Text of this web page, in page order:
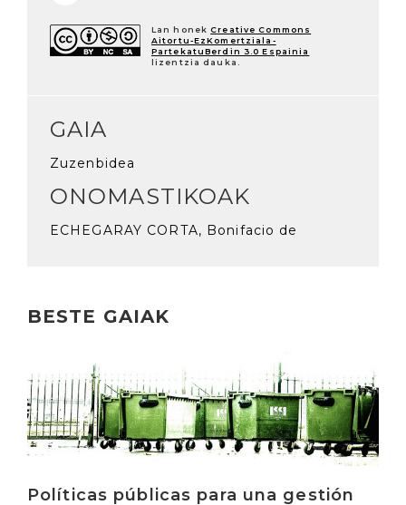
Lan honek Creative Commons
Aitortu-EzKomertziala-
PartekatuBerdin 3.0 Espainia
lizentzia dauka.
GAIA
Zuzenbidea
ONOMASTIKOAK
ECHEGARAY CORTA, Bonifacio de
BESTE GAIAK
Políticas públicas para una gestión